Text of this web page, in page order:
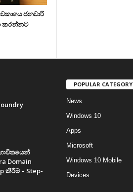
ජනවාරි
කරන්නට
Domain
කිරීම – Step-
POPULAR CATEGORY
News
Windows 10
Apps
Microsoft
Windows 10 Mobile
Devices